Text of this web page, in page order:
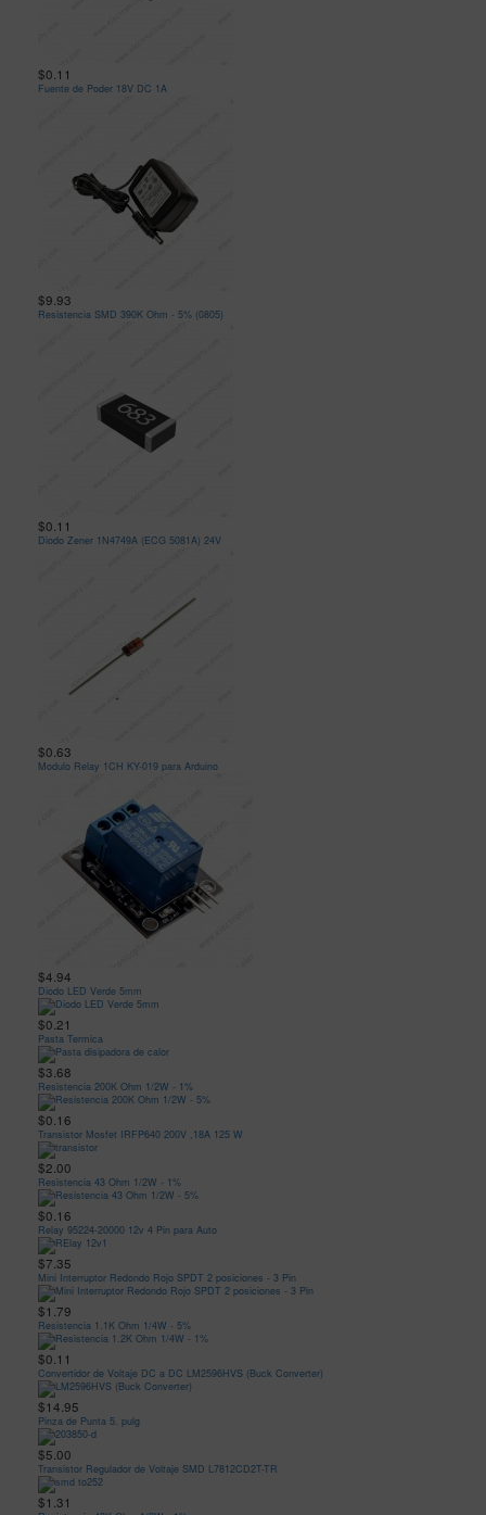
$0.11
Fuente de Poder 18V DC 1A
$9.93
Resistencia SMD 390K Ohm - 5% (0805)
$0.11
Diodo Zener 1N4749A (ECG 5081A) 24V
$0.63
Modulo Relay 1CH KY-019 para Arduino
$4.94
Diodo LED Verde 5mm
$0.21
Pasta Termica
$3.68
Resistencia 200K Ohm 1/2W - 1%
$0.16
Transistor Mosfet IRFP640 200V ,18A 125 W
$2.00
Resistencia 43 Ohm 1/2W - 1%
$0.16
Relay 95224-20000 12v 4 Pin para Auto
$7.35
Mini Interruptor Redondo Rojo SPDT 2 posiciones - 3 Pin
$1.79
Resistencia 1.1K Ohm 1/4W - 5%
$0.11
Convertidor de Voltaje DC a DC LM2596HVS (Buck Converter)
$14.95
Pinza de Punta 5. pulg
$5.00
Transistor Regulador de Voltaje SMD L7812CD2T-TR
$1.31